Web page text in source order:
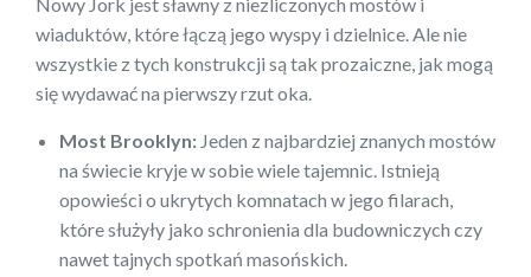
wiaduktów, które łączą jego wyspy i dzielnice. Ale nie
wszystkie z tych konstrukcji są tak prozaiczne, jak mogą
się wydawać na pierwszy rzut oka.
Most Brooklyn: Jeden z najbardziej znanych mostów
na świecie kryje w sobie wiele tajemnic. Istnieją
opowieści o ukrytych komnatach w jego filarach,
które służyły jako schronienia dla budowniczych czy
nawet tajnych spotkań masońskich.